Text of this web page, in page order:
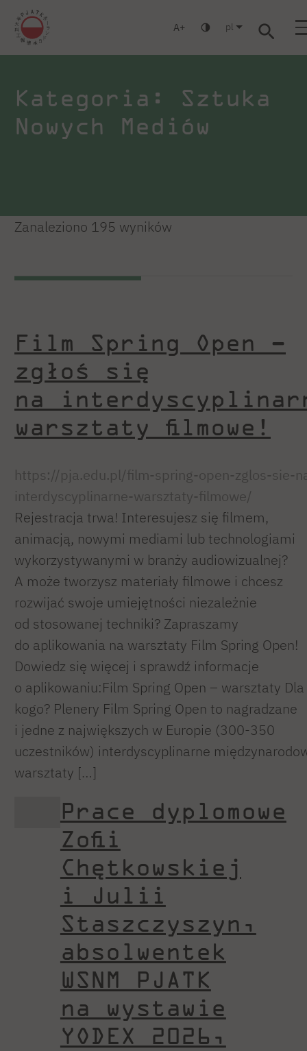
Warszawa Gdańsk Liceum Studia podyplomowe Studia
A pl
Zaloguj się
Kategoria: Sztuka
Nowych Mediów
Zanaleziono 195 wyników
Film Spring Open –
zgłoś się
na
warsztaty filmowe!
https://pja.edu.pl/film-spring-open-zglos-sie-
interdyscyplinarne-warsztaty-filmowe/
Rejestracja trwa! Interesujesz się filmem,
animacją, nowymi mediami lub technologiami
wykorzystywanymi w branży audiowizualnej?
A może tworzysz materiały filmowe i chcesz
rozwijać swoje umiejętności niezależnie
od stosowanej techniki? Zapraszamy
do aplikowania na warsztaty Film Spring Open!
Dowiedz się więcej i sprawdź informacje
o aplikowaniu:Film Spring Open – warsztaty Dla
kogo? Plenery Film Spring Open to nagradzane
i jedne z największych w Europie (300-350
uczestników) interdyscyplinarne
warsztaty […]
Prace dyplomowe
Zofii
Chętkowskiej
i Julii
Staszczyszyn,
absolwentek
WSNM PJATK
na wystawie
YODEX 2026,